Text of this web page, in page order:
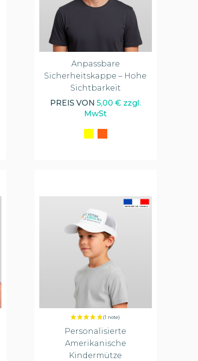
Anpassbare
Sicherheitskappe – Hohe
Sichtbarkeit
PREIS VON5,00 € zzgl.
MwSt
Personalisierte
Amerikanische
Kindermütze